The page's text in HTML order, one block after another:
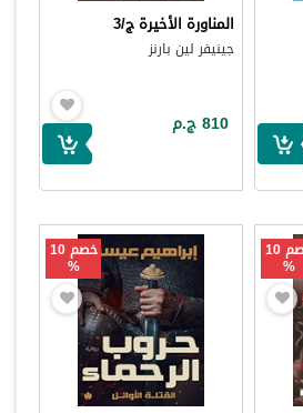
المناورة الأخيرة ج/3
جينيفر لين بارنز
810 ج.م
خصم 10
%
خصم 10
%